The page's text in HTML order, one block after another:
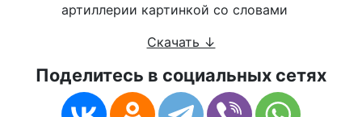
Скачать ↓
Поделитесь в социальных сетях